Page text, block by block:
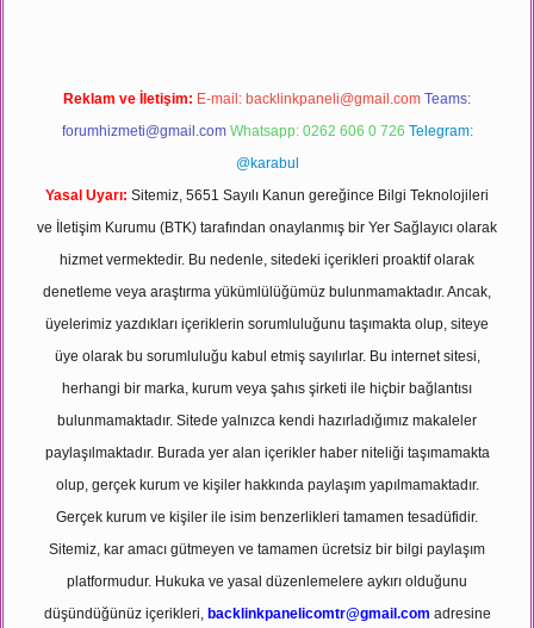
Reklam ve İletişim: E-mail: backlinkpaneli@gmail.com Teams:
forumhizmeti@gmail.com Whatsapp: 0262 606 0 726 Telegram:
@karabul
Yasal Uyarı: Sitemiz, 5651 Sayılı Kanun gereğince Bilgi Teknolojileri
ve İletişim Kurumu (BTK) tarafından onaylanmış bir Yer Sağlayıcı olarak
hizmet vermektedir. Bu nedenle, sitedeki içerikleri proaktif olarak
denetleme veya araştırma yükümlülüğümüz bulunmamaktadır. Ancak,
üyelerimiz yazdıkları içeriklerin sorumluluğunu taşımakta olup, siteye
üye olarak bu sorumluluğu kabul etmiş sayılırlar. Bu internet sitesi,
herhangi bir marka, kurum veya şahıs şirketi ile hiçbir bağlantısı
bulunmamaktadır. Sitede yalnızca kendi hazırladığımız makaleler
paylaşılmaktadır. Burada yer alan içerikler haber niteliği taşımamakta
olup, gerçek kurum ve kişiler hakkında paylaşım yapılmamaktadır.
Gerçek kurum ve kişiler ile isim benzerlikleri tamamen tesadüfidir.
Sitemiz, kar amacı gütmeyen ve tamamen ücretsiz bir bilgi paylaşım
platformudur. Hukuka ve yasal düzenlemelere aykırı olduğunu
düşündüğünüz içerikleri, backlinkpanelicomtr@gmail.com adresine